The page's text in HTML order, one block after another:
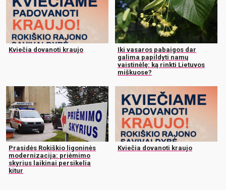
Kviečia dovanoti kraujo
Iki vasaros pabaigos dar
galima papildyti namų
vaistinėlę: ką rinkti Lietuvos
miškuose?
Prasidės Rokiškio ligoninės
modernizacija: priėmimo
skyrius laikinai persikelia
kitur
Kviečia dovanoti kraujo